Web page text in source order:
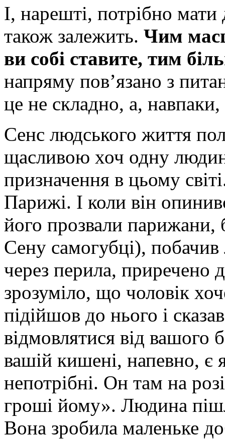
І, нарешті, потрібно мати
також залежить. Чим
ви собі ставите, тим
напряму пов’язано з
це не складно, а,
Сенс людсь­кого життя
щасливою хоч одну
призначення в цьому
Парижі. І коли він
його прозвали парижани,
Сену самогубці),
через перила, приречено
зрозуміло, що чоловік
підійшов до нього і
відмовлятися від
вашій кишені, напевно, є
непотрібні. Он там на
гроші йому». Людина
Вона зробила маленьке